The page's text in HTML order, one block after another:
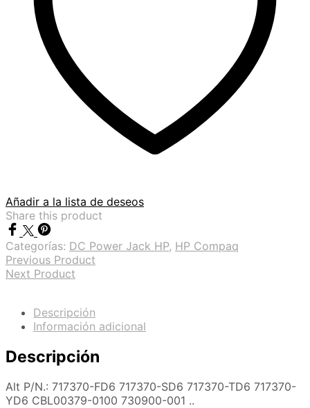
Añadir a la lista de deseos
Share this product
Categorías: DC Power Jack HP, HP Compaq
Previous Product
Next Product
Descripción
Información adicional
Descripción
Alt P/N.: 717370-FD6 717370-SD6 717370-TD6 717370-
YD6 CBL00379-0100 730900-001 ..